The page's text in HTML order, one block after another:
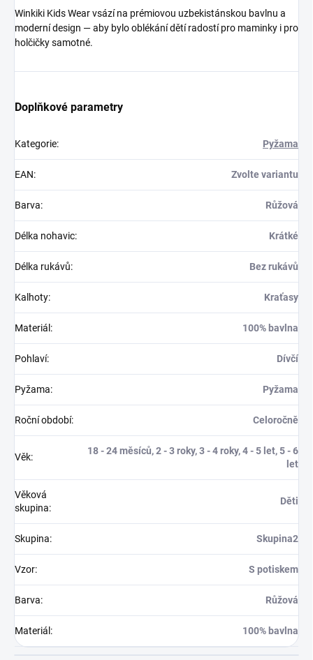
Winkiki Kids Wear vsází na prémiovou uzbekistánskou bavlnu a
moderní design — aby bylo oblékání dětí radostí pro maminky i pro
holčičky samotné.
Doplňkové parametry
Kategorie: Pyžama
EAN: Zvolte variantu
Barva: Růžová
Délka nohavic: Krátké
Délka rukávů: Bez rukávů
Kalhoty: Kraťasy
Materiál : 100% bavlna
Pohlaví: Dívčí
Pyžama: Pyžama
Roční období: Celoročně
Věk:
18 - 24 měsíců, 2 - 3 roky, 3 - 4 roky, 4 - 5 let, 5 - 6
let
Věková
skupina:
Děti
Skupina: Skupina2
Vzor: S potiskem
Barva: Růžová
Materiál : 100% bavlna